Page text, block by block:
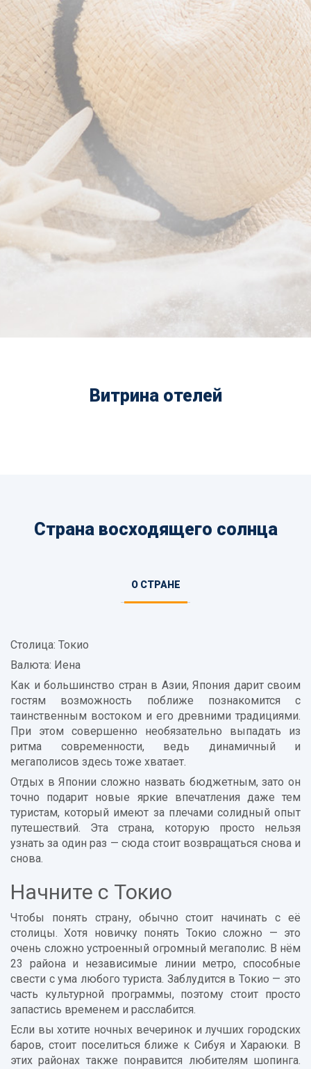
Витрина отелей
Страна восходящего солнца
ИнформацияО СТРАНЕ
Столица: Токио
Валюта: Иена
Как и большинство стран в Азии, Япония дарит своим
гостям возможность поближе познакомится с
таинственным востоком и его древними традициями.
При этом совершенно необязательно выпадать из
ритма современности, ведь динамичный и
мегаполисов здесь тоже хватает.
Отдых в Японии сложно назвать бюджетным, зато он
точно подарит новые яркие впечатления даже тем
туристам, который имеют за плечами солидный опыт
путешествий. Эта страна, которую просто нельзя
узнать за один раз — сюда стоит возвращаться снова и
снова.
Начните с Токио
Чтобы понять страну, обычно стоит начинать с её
столицы. Хотя новичку понять Токио сложно — это
очень сложно устроенный огромный мегаполис. В нём
23 района и независимые линии метро, способные
свести с ума любого туриста. Заблудится в Токио — это
часть культурной программы, поэтому стоит просто
запастись временем и расслабится.
Если вы хотите ночных вечеринок и лучших городских
баров, стоит поселиться ближе к Сибуя и Хараюки. В
этих районах также понравится любителям шопинга.